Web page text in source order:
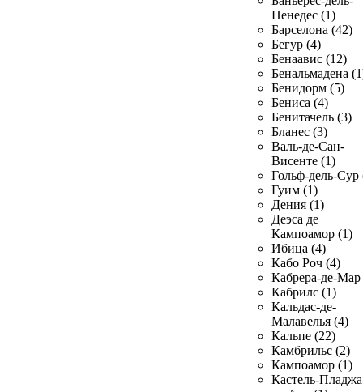
Пенедес (1)
Барселона (42)
Бегур (4)
Бенаавис (12)
Бенальмадена
Бенидорм (5)
Бениса (4)
Бенитачель (3)
Бланес (3)
Валь-де-Сан-
Висенте (1)
Гольф-дель-Сур
Гуим (1)
Дения (1)
Деэса де
Кампоамор (1)
Ибица (4)
Кабо Роч (4)
Кабрера-де-Мар
Кабрилс (1)
Кальдас-де-
Малавелья (4)
Кальпе (22)
Камбрильс (2)
Кампоамор (1)
Кастель-